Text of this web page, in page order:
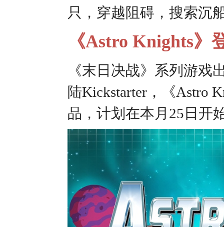
只，穿越阻碍，搜索沉
《Astro Knights》
《末日决战》系列游戏
陆Kickstarter，《Astro
品，计划在本月25日开